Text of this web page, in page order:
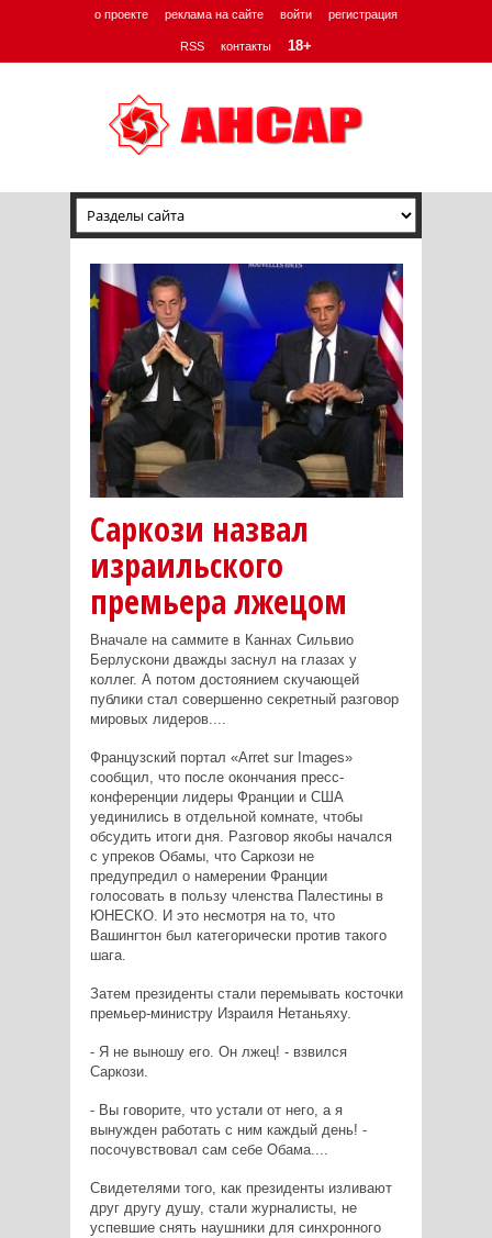
о проекте реклама на сайте войти регистрация
RSS контакты 18+
Саркози назвал
израильского
премьера лжецом
Вначале на саммите в Каннах Сильвио
Берлускони дважды заснул на глазах у
коллег. А потом достоянием скучающей
публики стал совершенно секретный разговор
мировых лидеров....
Французский портал «Arret sur Images»
сообщил, что после окончания пресс-
конференции лидеры Франции и США
уединились в отдельной комнате, чтобы
обсудить итоги дня. Разговор якобы начался
с упреков Обамы, что Саркози не
предупредил о намерении Франции
голосовать в пользу членства Палестины в
ЮНЕСКО. И это несмотря на то, что
Вашингтон был категорически против такого
шага.
Затем президенты стали перемывать косточки
премьер-министру Израиля Нетаньяху.
- Я не выношу его. Он лжец! - взвился
Саркози.
- Вы говорите, что устали от него, а я
вынужден работать с ним каждый день! -
посочувствовал сам себе Обама....
Свидетелями того, как президенты изливают
друг другу душу, стали журналисты, не
успевшие снять наушники для синхронного